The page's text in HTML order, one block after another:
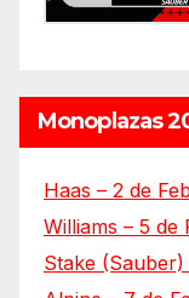
Monoplazas
Haas – 2 de
Williams – 5 de
Stake